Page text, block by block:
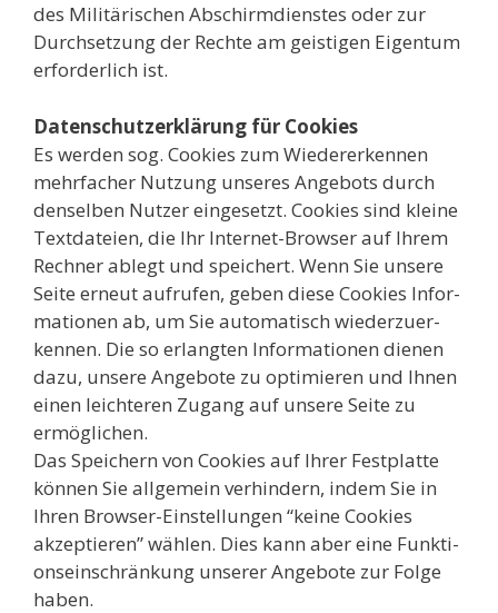
des Mili­tä­ri­schen Abschirm­diens­tes oder zur
Durch­set­zung der Rech­te am geis­ti­gen Eigen­tum
erfor­der­lich ist.
Daten­schutz­er­klä­rung für Coo­kies
Es wer­den sog. Coo­kies zum Wie­der­erken­nen
mehr­fa­cher Nut­zung unse­res Ange­bots durch
den­sel­ben Nut­zer ein­ge­setzt. Coo­kies sind klei­ne
Text­da­tei­en, die Ihr Inter­net-Brow­ser auf Ihrem
Rech­ner ablegt und spei­chert. Wenn Sie unse­re
Sei­te erneut auf­ru­fen, geben die­se Coo­kies Infor­
ma­tio­nen ab, um Sie auto­ma­tisch wie­der­zu­er­
ken­nen. Die so erlang­ten Infor­ma­tio­nen die­nen
dazu, unse­re Ange­bo­te zu opti­mie­ren und Ihnen
einen leich­te­ren Zugang auf unse­re Sei­te zu
ermög­li­chen.
Das Spei­chern von Coo­kies auf Ihrer Fest­plat­te
kön­nen Sie all­ge­mein ver­hin­dern, indem Sie in
Ihren Brow­ser-Ein­stel­lun­gen “kei­ne Coo­kies
akzep­tie­ren” wäh­len. Dies kann aber eine Funk­ti­
ons­ein­schrän­kung unse­rer Ange­bo­te zur Fol­ge
haben.